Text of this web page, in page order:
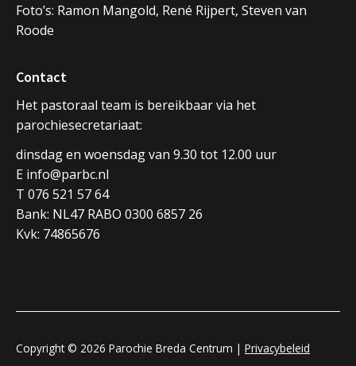
Foto’s: Ramon Mangold, René Rijpert, Steven van
Roode
Contact
Het pastoraal team is bereikbaar via het
parochiesecretariaat:
dinsdag en woensdag van 9.30 tot 12.00 uur
E info@parbc.nl
T 076 521 57 64
Bank: NL47 RABO 0300 6857 26
Kvk: 74865676
Copyright © 2026 Parochie Breda Centrum | Privacybeleid